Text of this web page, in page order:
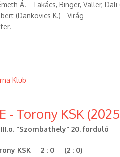
Á. - Takács, Binger, Valler,
(Dankovics K.) - Virág
Klub
- Torony KSK
"Szombathely" 20. forduló
KSK 2 : 0 (2 : 0)